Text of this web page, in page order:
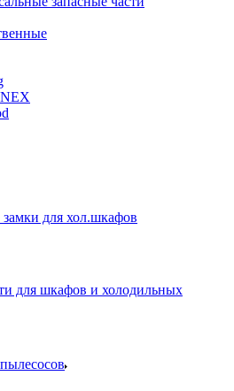
для хол.шкафов
для шкафов и холодильных